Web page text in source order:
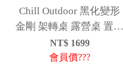
Chill Outdoor 黑化變形
金剛 架轉桌 露營桌 置物
架 爐板 一單位 可變型
露營
NT$ 1699
會員價???